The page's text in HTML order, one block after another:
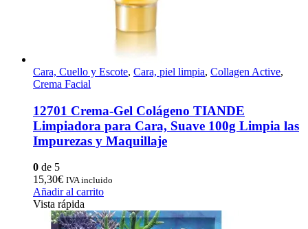
Cara, Cuello y Escote, Cara, piel limpia, Collagen Active,
Crema Facial
12701 Crema-Gel Colágeno TIANDE
Limpiadora para Cara, Suave 100g Limpia las
Impurezas y Maquillaje
0 de 5
15,30€ IVA incluido
Añadir al carrito
Vista rápida